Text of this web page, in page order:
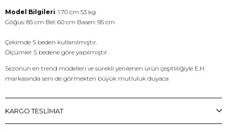
Model Bilgileri: 1.70 cm 53 kg
Göğüs: 85 cm Bel: 60 cm Basen: 95 cm
Çekimde S beden kullanılmıştır.
Ölçümler S bedene göre yapılmıştır.
Sezonun en trend modelleri ve sürekli yenilenen ürün çeşitliliğiyle E.H.
markasında seni de görmekten büyük mutluluk duyaca
KARGO TESLİMAT